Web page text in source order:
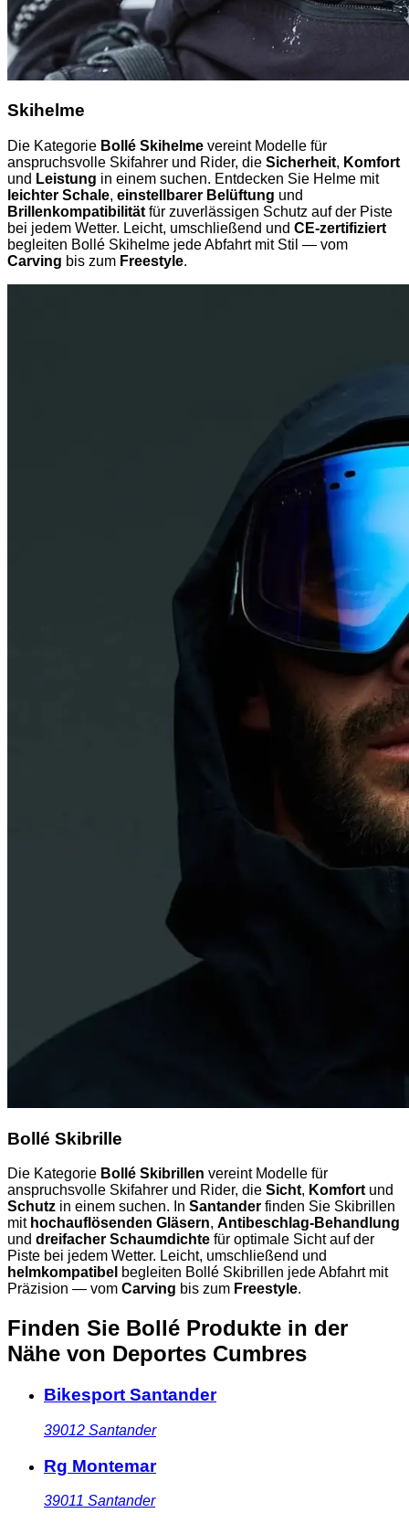
Skihelme
Die Kategorie Bollé Skihelme vereint Modelle für
anspruchsvolle Skifahrer und Rider, die Sicherheit, Komfort
und Leistung in einem suchen. Entdecken Sie Helme mit
leichter Schale, einstellbarer Belüftung und
Brillenkompatibilität für zuverlässigen Schutz auf der Piste
bei jedem Wetter. Leicht, umschließend und CE-zertifiziert
begleiten Bollé Skihelme jede Abfahrt mit Stil — vom
Carving bis zum Freestyle.
Bollé Skibrille
Die Kategorie Bollé Skibrillen vereint Modelle für
anspruchsvolle Skifahrer und Rider, die Sicht, Komfortund
Schutz in einem suchen. In Santander finden Sie Skibrillen
mit hochauflösenden Gläsern, Antibeschlag-Behandlung
und dreifacher Schaumdichte für optimale Sicht auf der
Piste bei jedem Wetter. Leicht, umschließend und
helmkompatibel begleiten Bollé Skibrillen jede Abfahrt mit
Präzision — vom Carving bis zum Freestyle.
Finden Sie Bollé Produkte in der
Nähe von Deportes Cumbres
Bikesport Santander
39012 Santander
Rg Montemar
39011 Santander